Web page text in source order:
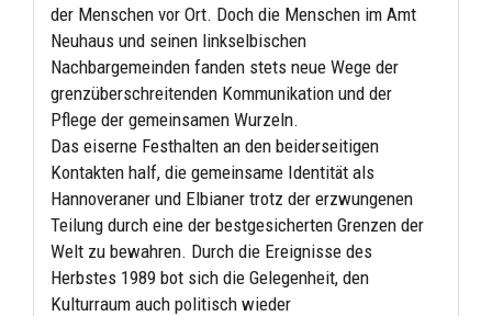
der Menschen vor Ort. Doch die Menschen im Amt
Neuhaus und seinen linkselbischen
Nachbargemeinden fanden stets neue Wege der
grenzüberschreitenden Kommunikation und der
Pflege der gemeinsamen Wurzeln.
Das eiserne Festhalten an den beiderseitigen
Kontakten half, die gemeinsame Identität als
Hannoveraner und Elbianer trotz der erzwungenen
Teilung durch eine der bestgesicherten Grenzen der
Welt zu bewahren. Durch die Ereignisse des
Herbstes 1989 bot sich die Gelegenheit, den
Kulturraum auch politisch wieder